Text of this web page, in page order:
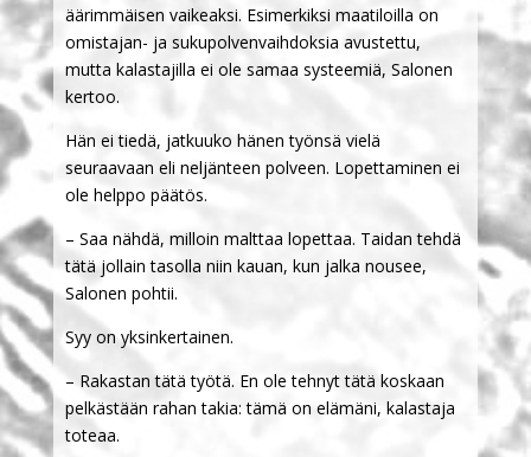
äärimmäisen vaikeaksi. Esimerkiksi maatiloilla on
omistajan- ja sukupolvenvaihdoksia avustettu,
mutta kalastajilla ei ole samaa systeemiä, Salonen
kertoo.
Hän ei tiedä, jatkuuko hänen työnsä vielä
seuraavaan eli neljänteen polveen. Lopettaminen ei
ole helppo päätös.
– Saa nähdä, milloin malttaa lopettaa. Taidan tehdä
tätä jollain tasolla niin kauan, kun jalka nousee,
Salonen pohtii.
Syy on yksinkertainen.
– Rakastan tätä työtä. En ole tehnyt tätä koskaan
pelkästään rahan takia: tämä on elämäni, kalastaja
toteaa.